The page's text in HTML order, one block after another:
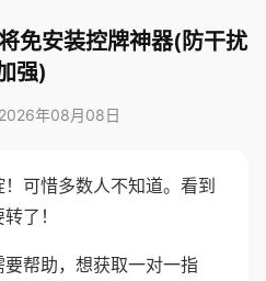
免安装控牌神器(防干扰
强)
年08月08日
可惜多数人不知道。看到
了！
帮助，想获取一对一指